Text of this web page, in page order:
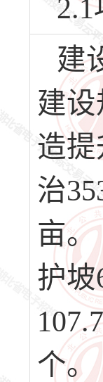
建
建
造
治
亩
护
个